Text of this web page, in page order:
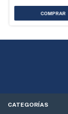
CATEGORÍAS